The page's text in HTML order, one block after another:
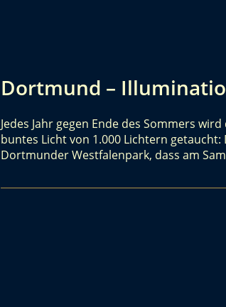
Dortmund –
Jedes Jahr gegen Ende des Sommers
buntes Licht von 1.000 Lichtern
Dortmunder Westfalenpark, dass am